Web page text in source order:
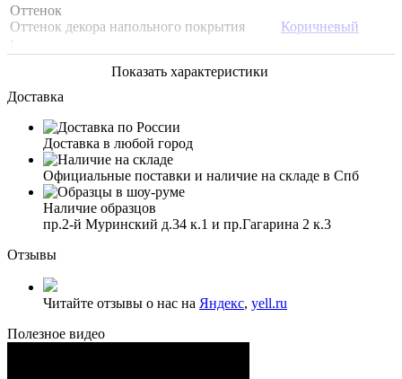
Оттенок
Оттенок декора напольного покрытия
:
Коричневый
Показать характеристики
Доставка
Доставка в любой город
Официальные поставки и наличие на складе в Спб
Наличие образцов
пр.2-й Муринский д.34 к.1 и пр.Гагарина 2 к.3
Отзывы
Читайте отзывы о нас на Яндекс, yell.ru
Полезное видео